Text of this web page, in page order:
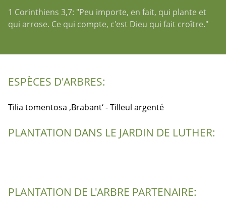
1 Corinthiens 3,7: "Peu importe, en fait, qui plante et
qui arrose. Ce qui compte, c'est Dieu qui fait croître."
ESPÈCES D'ARBRES:
Tilia tomentosa ‚Brabant‘ - Tilleul argenté
PLANTATION DANS LE JARDIN DE LUTHER:
PLANTATION DE L'ARBRE PARTENAIRE: